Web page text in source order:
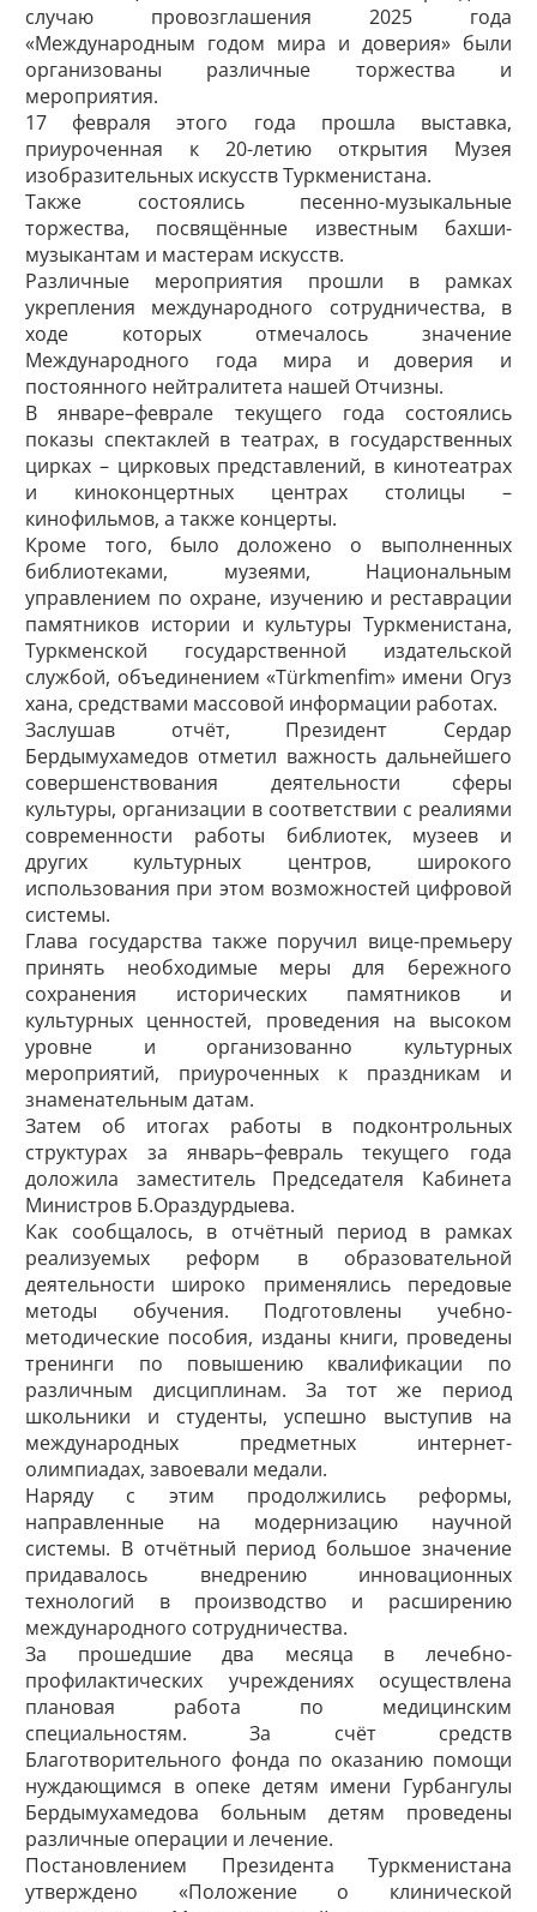
случаю провозглашения 2025 года
«Международным годом мира и доверия» были
организованы различные торжества и
мероприятия.
17 февраля этого года прошла выставка,
приуроченная к 20-летию открытия Музея
изобразительных искусств Туркменистана.
Также состоялись песенно-музыкальные
торжества, посвящённые известным бахши-
музыкантам и мастерам искусств.
Различные мероприятия прошли в рамках
укрепления международного сотрудничества, в
ходе которых отмечалось значение
Международного года мира и доверия и
постоянного нейтралитета нашей Отчизны.
В январе–феврале текущего года состоялись
показы спектаклей в театрах, в государственных
цирках – цирковых представлений, в кинотеатрах
и киноконцертных центрах столицы –
кинофильмов, а также концерты.
Кроме того, было доложено о выполненных
библиотеками, музеями, Национальным
управлением по охране, изучению и реставрации
памятников истории и культуры Туркменистана,
Туркменской государственной издательской
службой, объединением «Türk­menfim» имени Огуз
хана, средствами массовой информации работах.
Заслушав отчёт, Президент Сердар
Бердымухамедов отметил важность дальнейшего
совершенствования деятельности сферы
культуры, организации в соответствии с реалиями
современности работы библиотек, музеев и
других культурных центров, широкого
использования при этом возможностей цифровой
системы.
Глава государства также поручил вице-премьеру
принять необходимые меры для бережного
сохранения исторических памятников и
культурных ценностей, проведения на высоком
уровне и организованно культурных
мероприятий, приуроченных к праздникам и
знаменательным датам.
Затем об итогах работы в подконтрольных
структурах за январь–февраль текущего года
доложила заместитель Председателя Кабинета
Министров Б.Ораздурдыева.
Как сообщалось, в отчётный период в рамках
реализуемых реформ в образовательной
деятельности широко применялись передовые
методы обучения. Подготовлены учебно-
методические пособия, изданы книги, проведены
тренинги по повышению квалификации по
различным дисциплинам. За тот же период
школьники и студенты, успешно выступив на
международных предметных интернет-
олимпиадах, завоевали медали.
Наряду с этим продолжились реформы,
направленные на модернизацию научной
системы. В отчётный период большое значение
придавалось внедрению инновационных
технологий в производство и расширению
международного сотрудничества.
За прошедшие два месяца в лечебно-
профилактических учреждениях осуществлена
плановая работа по медицинским
специальностям. За счёт средств
Благотворительного фонда по оказанию помощи
нуждающимся в опеке детям имени Гурбангулы
Бердымухамедова больным детям проведены
различные операции и лечение.
Постановлением Президента Туркменистана
утверждено «Положение о клинической